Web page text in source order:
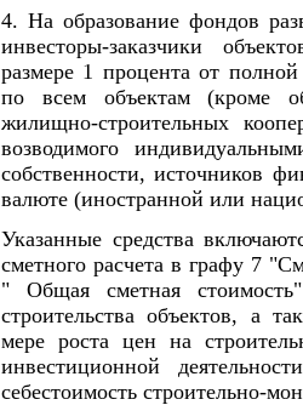
4. На образование фондов
инвесторы-заказчики
размере 1 процента от
по всем объектам (кроме
жилищно-строительных
возводимого
собственности, источников
валюте (иностранной или
Указанные средства
сметного расчета в графу 7
" Общая сметная
строительства объектов, а
мере роста цен на
инвестиционной
себестоимость строительно-